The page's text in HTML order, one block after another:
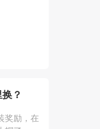
？
奖励，在